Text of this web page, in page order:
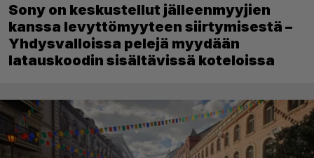
Sony on keskustellut jälleenmyyjien
kanssa levyttömyyteen siirtymisestä –
Yhdysvalloissa pelejä myydään
latauskoodin sisältävissä koteloissa